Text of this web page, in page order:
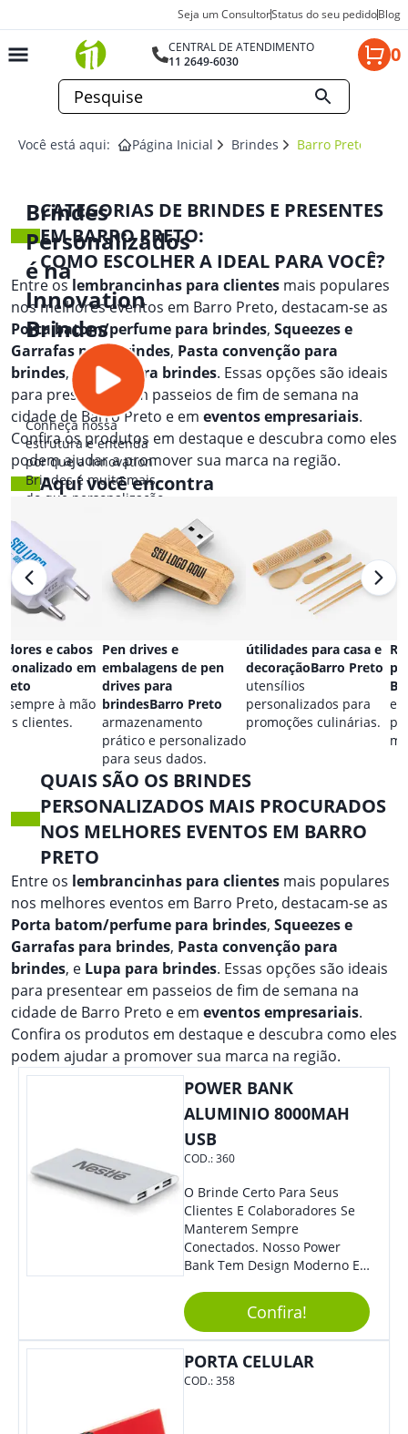
Seja um ConsultorStatus do seu pedidoBlog
CENTRAL DE ATENDIMENTO
11 2649-6030
0
Você está aqui: Página Inicial Brindes Barro Preto
Brindes
Personalizados
é na
Innovation
Brindes
Conheça nossa
estrutura e entenda
por que a Innovation
Brindes é muito mais
do que personalização.
CATEGORIAS DE BRINDES E PRESENTES
EM BARRO PRETO:
COMO ESCOLHER A IDEAL PARA VOCÊ?
Entre oslembrancinhas para clientes mais populares
nos melhores eventos em Barro Preto, destacam-se as
Porta batom/perfume para brindes, Squeezes e
Garrafas para brindes, Pasta convenção para
brindes, e Lupa para brindes. Essas opções são ideais
para presentear em passeios de fim de semana na
cidade de Barro Preto e em eventos empresariais.
Confira os produtos em destaque e descubra como eles
podem ajudar a promover sua marca na região.
Aqui você encontra
e cabos
em
sempre à mão
clientes.
Pen drives e
embalagens de pen
drives para
brindesBarro Preto
armazenamento
prático e personalizado
para seus dados.
útilidades para casa e
decoraçãoBarro Preto
utensílios
personalizados para
promoções culinárias.
QUAIS SÃO OS BRINDES
PERSONALIZADOS MAIS PROCURADOS
NOS MELHORES EVENTOS EM BARRO
PRETO
Entre os lembrancinhas para clientes mais populares
nos melhores eventos em Barro Preto, destacam-se as
Porta batom/perfume para brindes, Squeezes e
Garrafas para brindes, Pasta convenção para
brindes, e Lupa para brindes. Essas opções são ideais
para presentear em passeios de fim de semana na
cidade de Barro Preto e em eventos empresariais.
Confira os produtos em destaque e descubra como eles
podem ajudar a promover sua marca na região.
POWER BANK
ALUMINIO 8000MAH
USB
COD.:360
O Brinde Certo Para Seus
Clientes E Colaboradores Se
Manterem Sempre
Conectados. Nosso Power
Bank Tem Design Moderno E
Na Bolsa Ou Na Mochila.
Compatível Com Diversos
Aparelhos, O Brinde É Super
Eficiente E Ágil, Ideal Para
Quem Busca Praticidade No
Confira!
PORTA CELULAR
COD.:358